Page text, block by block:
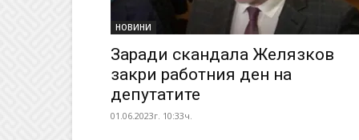
НОВИНИ
Заради скандала Желязков
закри работния ден на
депутатите
01.06.2023г. 10:33ч.